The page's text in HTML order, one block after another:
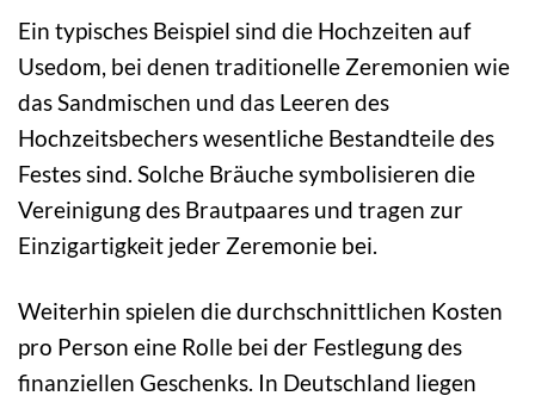
Ein typisches Beispiel sind die Hochzeiten auf
Usedom, bei denen traditionelle Zeremonien wie
das Sandmischen und das Leeren des
Hochzeitsbechers wesentliche Bestandteile des
Festes sind. Solche Bräuche symbolisieren die
Vereinigung des Brautpaares und tragen zur
Einzigartigkeit jeder Zeremonie bei.
Weiterhin spielen die durchschnittlichen Kosten
pro Person eine Rolle bei der Festlegung des
finanziellen Geschenks. In Deutschland liegen